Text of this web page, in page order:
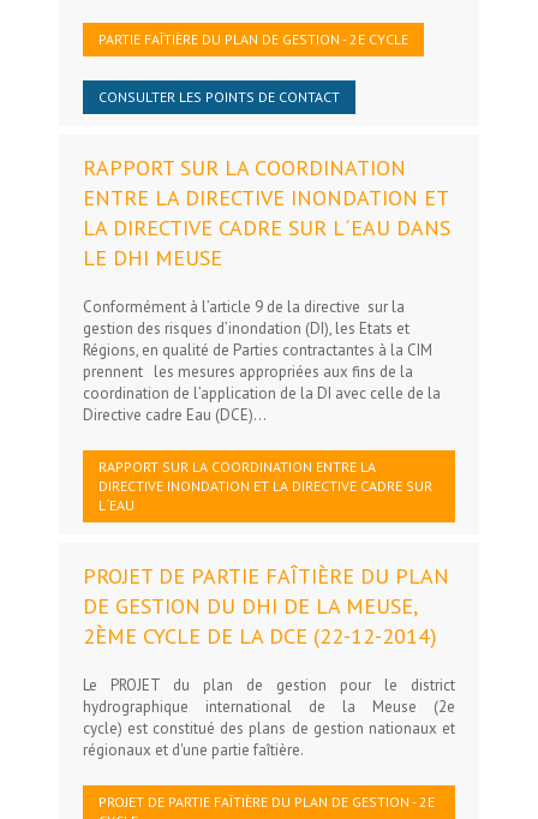
PARTIE FAÎTIÈRE DU PLAN DE GESTION - 2E CYCLE
CONSULTER LES POINTS DE CONTACT
RAPPORT SUR LA COORDINATION
ENTRE LA DIRECTIVE INONDATION ET
LA DIRECTIVE CADRE SUR L´EAU DANS
LE DHI MEUSE
Conformément à l’article 9 de la directive sur la
gestion des risques d’inondation (DI), les Etats et
Régions, en qualité de Parties contractantes à la CIM
prennent les mesures appropriées aux fins de la
coordination de l’application de la DI avec celle de la
Directive cadre Eau (DCE)...
RAPPORT SUR LA COORDINATION ENTRE LA
DIRECTIVE INONDATION ET LA DIRECTIVE CADRE SUR
L´EAU
PROJET DE PARTIE FAÎTIÈRE DU PLAN
DE GESTION DU DHI DE LA MEUSE,
2ÈME CYCLE DE LA DCE (22-12-2014)
Le PROJET du plan de gestion pour le district
hydrographique international de la Meuse (2e
cycle) est constitué des plans de gestion nationaux et
régionaux et d'une partie faîtière.
PROJET DE PARTIE FAÎTIÈRE DU PLAN DE GESTION - 2E